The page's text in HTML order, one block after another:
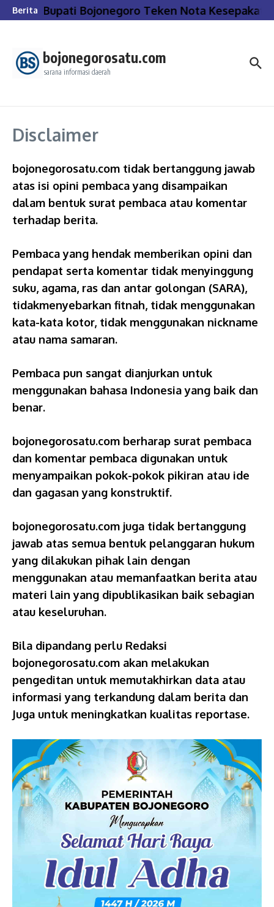
Lewati ke konten
Berita Bupati Bojonegoro Teken Nota
bojonegorosatu.com
sarana informasi daerah
Disclaimer
bojonegorosatu.com tidak bertanggung jawab
atas isi opini pembaca yang disampaikan
dalam bentuk surat pembaca atau komentar
terhadap berita.
Pembaca yang hendak memberikan opini dan
pendapat serta komentar tidak menyinggung
suku, agama, ras dan antar golongan (SARA),
tidakmenyebarkan fitnah, tidak menggunakan
kata-kata kotor, tidak menggunakan nickname
atau nama samaran.
Pembaca pun sangat dianjurkan untuk
menggunakan bahasa Indonesia yang baik dan
benar.
bojonegorosatu.com berharap surat pembaca
dan komentar pembaca digunakan untuk
menyampaikan pokok-pokok pikiran atau ide
dan gagasan yang konstruktif.
bojonegorosatu.com juga tidak bertanggung
jawab atas semua bentuk pelanggaran hukum
yang dilakukan pihak lain dengan
menggunakan atau memanfaatkan berita atau
materi lain yang dipublikasikan baik sebagian
atau keseluruhan.
Bila dipandang perlu Redaksi
bojonegorosatu.com akan melakukan
pengeditan untuk memutakhirkan data atau
informasi yang terkandung dalam berita dan
Juga untuk meningkatkan kualitas reportase.